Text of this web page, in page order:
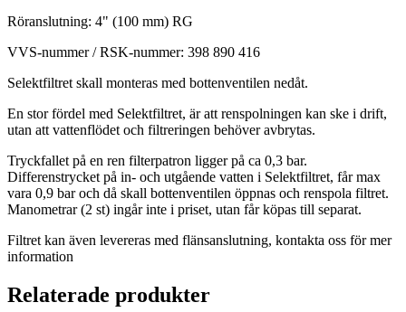
Röranslutning: 4" (100 mm) RG
VVS-nummer / RSK-nummer: 398 890 416
Selektfiltret skall monteras med bottenventilen nedåt.
En stor fördel med Selektfiltret, är att renspolningen kan ske i drift,
utan att vattenflödet och filtreringen behöver avbrytas.
Tryckfallet på en ren filterpatron ligger på ca 0,3 bar.
Differenstrycket på in- och utgående vatten i Selektfiltret, får max
vara 0,9 bar och då skall bottenventilen öppnas och renspola filtret.
Manometrar (2 st) ingår inte i priset, utan får köpas till separat.
Filtret kan även levereras med flänsanslutning, kontakta oss för mer
information
Relaterade produkter